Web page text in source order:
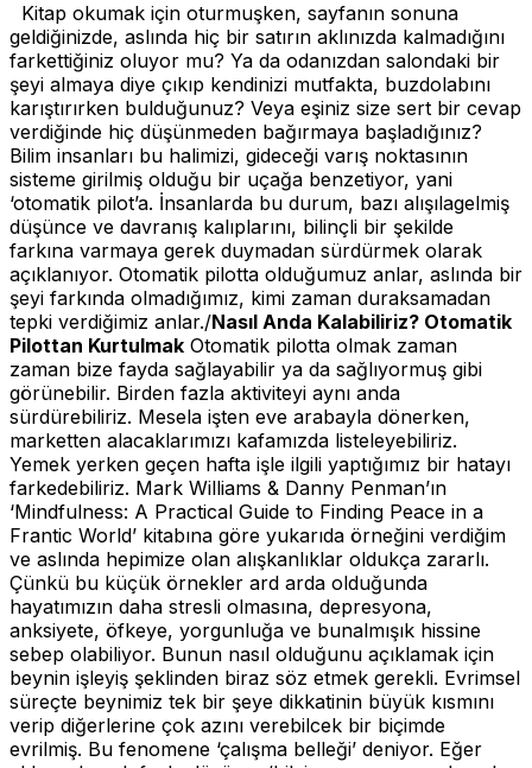
Kitap okumak için oturmuşken, sayfanın sonuna
geldiğinizde, aslında hiç bir satırın aklınızda kalmadığını
farkettiğiniz oluyor mu? Ya da odanızdan salondaki bir
şeyi almaya diye çıkıp kendinizi mutfakta, buzdolabını
karıştırırken bulduğunuz? Veya eşiniz size sert bir cevap
verdiğinde hiç düşünmeden bağırmaya başladığınız?
Bilim insanları bu halimizi, gideceği varış noktasının
sisteme girilmiş olduğu bir uçağa benzetiyor, yani
‘otomatik pilot’a. İnsanlarda bu durum, bazı alışılagelmiş
düşünce ve davranış kalıplarını, bilinçli bir şekilde
farkına varmaya gerek duymadan sürdürmek olarak
açıklanıyor. Otomatik pilotta olduğumuz anlar, aslında bir
şeyi farkında olmadığımız, kimi zaman duraksamadan
tepki verdiğimiz anlar./Nasıl Anda Kalabiliriz? Otomatik
Pilottan Kurtulmak Otomatik pilotta olmak zaman
zaman bize fayda sağlayabilir ya da sağlıyormuş gibi
görünebilir. Birden fazla aktiviteyi aynı anda
sürdürebiliriz. Mesela işten eve arabayla dönerken,
marketten alacaklarımızı kafamızda listeleyebiliriz.
Yemek yerken geçen hafta işle ilgili yaptığımız bir hatayı
farkedebiliriz. Mark Williams & Danny Penman’ın
‘Mindfulness: A Practical Guide to Finding Peace in a
Frantic World’ kitabına göre yukarıda örneğini verdiğim
ve aslında hepimize olan alışkanlıklar oldukça zararlı.
Çünkü bu küçük örnekler ard arda olduğunda
hayatımızın daha stresli olmasına, depresyona,
anksiyete, öfkeye, yorgunluğa ve bunalmışık hissine
sebep olabiliyor. Bunun nasıl olduğunu açıklamak için
beynin işleyiş şeklinden biraz söz etmek gerekli. Evrimsel
süreçte beynimiz tek bir şeye dikkatinin büyük kısmını
verip diğerlerine çok azını verebilcek bir biçimde
evrilmiş. Bu fenomene ‘çalışma belleği’ deniyor. Eğer